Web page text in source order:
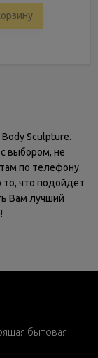
Sculpture.
выбором, не
по телефону.
что подойдет
Вам лучший
бытовая